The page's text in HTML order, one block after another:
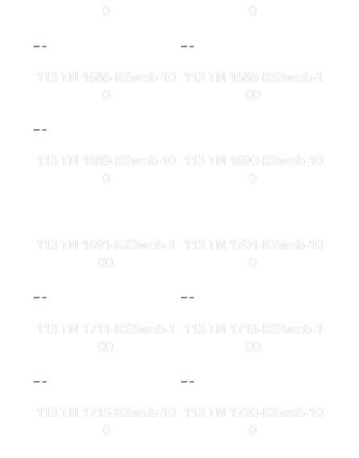
0
0
113 TN 1686-KSweb-10
0
113 TN 1688-KS3web-1
00
113 TN 1689-KSweb-10
0
113 TN 1690-KSweb-10
0
113 TN 1691-KS3web-1
00
113 TN 1701-KSweb-10
0
113 TN 1711-KS3web-1
00
113 TN 1713-KS3web-1
00
113 TN 1715-KSweb-10
0
113 TN 1720-KSweb-10
0